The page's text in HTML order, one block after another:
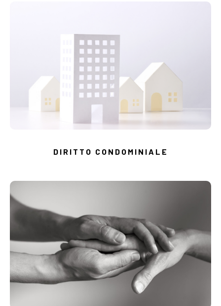
DIRITTO CONDOMINIALE